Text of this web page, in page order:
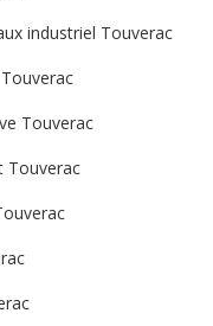
industriel Touverac
Touverac
Touverac